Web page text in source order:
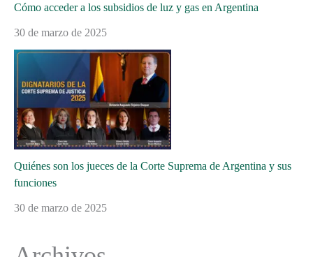
Cómo acceder a los subsidios de luz y gas en Argentina
30 de marzo de 2025
Quiénes son los jueces de la Corte Suprema de Argentina y sus
funciones
30 de marzo de 2025